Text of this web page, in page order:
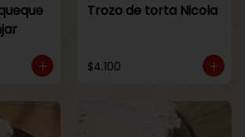
Trozo de torta Nicola
$4.100